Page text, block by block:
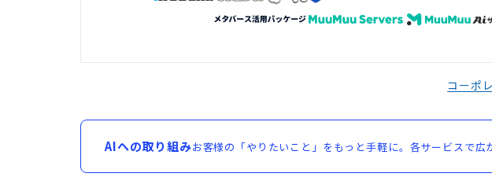
コーポ
AIへの取り組みお客様の「やりたいこと」をもっと手軽に。各サービスで